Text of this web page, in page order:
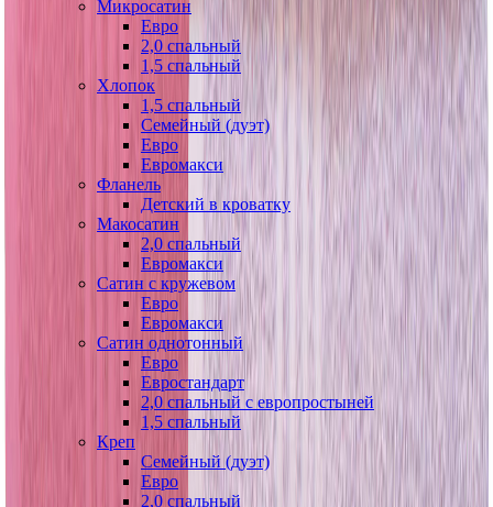
Микросатин
Евро
2,0 спальный
1,5 спальный
Хлопок
1,5 спальный
Семейный (дуэт)
Евро
Евромакси
Фланель
Детский в кроватку
Макосатин
2,0 спальный
Евромакси
Сатин с кружевом
Евро
Евромакси
Сатин однотонный
Евро
Евростандарт
2,0 спальный с европростыней
1,5 спальный
Креп
Семейный (дуэт)
Евро
2,0 спальный